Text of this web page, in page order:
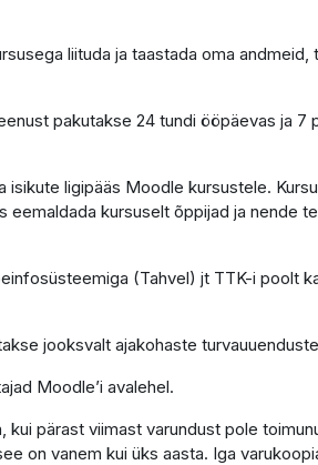
liituda ja taastada oma andmeid,
pakutakse 24 tundi ööpäevas ja 7
isikute ligipääs Moodle kursustele.
kursuselt õppijad ja nende
(Tahvel) jt TTK-i poolt
jooksvalt ajakohaste
Moodle’i avalehel.
pärast viimast varundust pole
on vanem kui üks aasta. Iga